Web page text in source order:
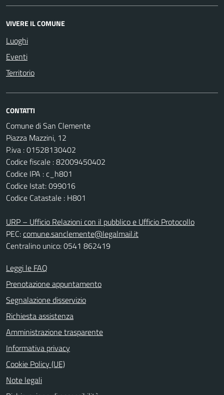
VIVERE IL COMUNE
Luoghi
Eventi
Territorio
CONTATTI
Comune di San Clemente
Piazza Mazzini, 12
P.iva : 01528130402
Codice fiscale : 82009450402
Codice IPA : c_h801
Codice Istat: 099016
Codice Catastale : H801
URP – Ufficio Relazioni con il pubblico e Ufficio Protocollo
PEC:comune.sanclemente@legalmail.it
Centralino unico: 0541 862419
Leggi le FAQ
Prenotazione appuntamento
Segnalazione disservizio
Richiesta assistenza
Amministrazione trasparente
Informativa privacy
Cookie Policy (UE)
Note legali